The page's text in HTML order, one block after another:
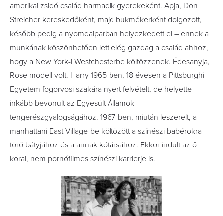
amerikai zsidó család harmadik gyerekeként. Apja, Don
Streicher kereskedőként, majd bukmékerként dolgozott,
később pedig a nyomdaiparban helyezkedett el – ennek a
munkának köszönhetően lett elég gazdag a család ahhoz,
hogy a New York-i Westchesterbe költözzenek. Édesanyja,
Rose modell volt. Harry 1965-ben, 18 évesen a Pittsburghi
Egyetem fogorvosi szakára nyert felvételt, de helyette
inkább bevonult az Egyesült Államok
tengerészgyalogságához. 1967-ben, miután leszerelt, a
manhattani East Village-be költözött a színészi babérokra
törő bátyjához és a annak kótársához. Ekkor indult az ő
korai, nem pornófilmes színészi karrierje is.